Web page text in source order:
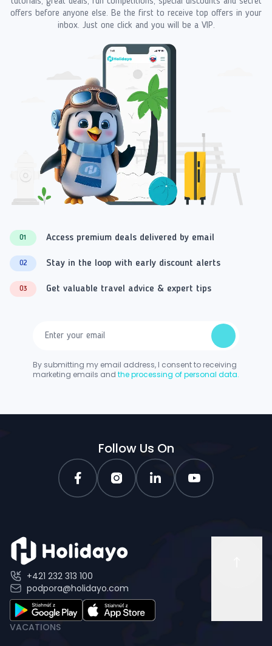
offers before anyone else. Be the first to receive top offers in your
inbox. Just one click and you will be a VIP.
01 Access premium deals delivered by email
02 Stay in the loop with early discount alerts
03 Get valuable travel advice & expert tips
By submitting my email address, I consent to receiving
marketing emails and the processing of personal data.
Follow Us On
+421 232 313 100
podpora@holidayo.com
VACATIONS